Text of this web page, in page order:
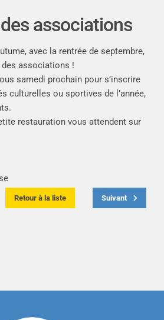
associations
avec la rentrée de septembre,
des associations !
samedi prochain pour s’inscrire
culturelles ou sportives de l’année,
restauration vous attendent sur
Retour à la liste Suivant